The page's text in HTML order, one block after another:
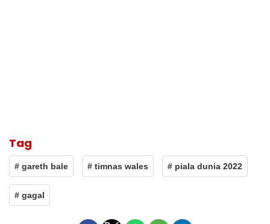
Tag
# gareth bale # timnas wales # piala dunia 2022
# gagal